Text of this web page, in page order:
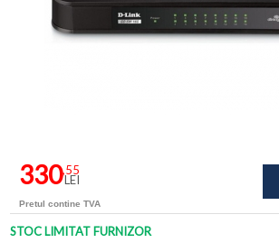
330,55
LEI
Pretul contine TVA
STOC LIMITAT FURNIZOR